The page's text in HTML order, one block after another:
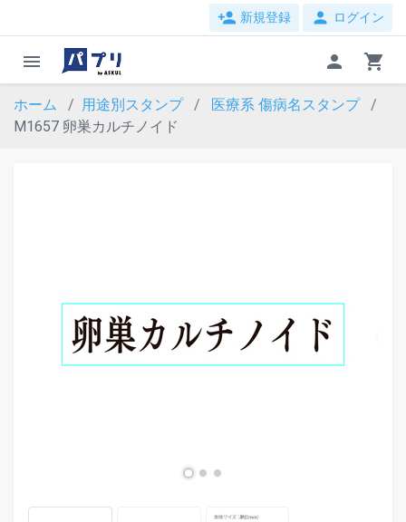
person_add 新規登録 person ログイン
menu person shopping_cart
ホーム 用途別スタンプ 医療系 傷病名スタンプ
M1657 卵巣カルチノイド